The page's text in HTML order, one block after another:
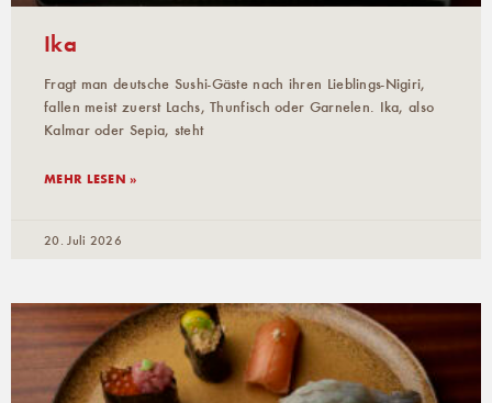
Ika
Fragt man deutsche Sushi-Gäste nach ihren Lieblings-Nigiri,
fallen meist zuerst Lachs, Thunfisch oder Garnelen. Ika, also
Kalmar oder Sepia, steht
MEHR LESEN »
20. Juli 2026